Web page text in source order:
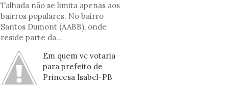
Talhada não se limita apenas aos
bairros populares. No bairro
Santos Dumont (AABB), onde
reside parte da...
Em quem vc votaria
para prefeito de
Princesa Isabel-PB